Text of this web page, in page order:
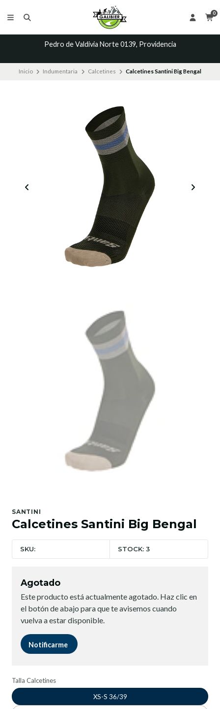
0
Pedro de Valdivia Norte 0139, Providencia
Inicio Indumentaria Calcetines Calcetines Santini Big Bengal
SANTINI
Calcetines Santini Big Bengal
SKU: STOCK: 3
Agotado
Este producto está actualmente agotado. Haz clic en
el botón de abajo para que te avisemos cuando
vuelva a estar disponible.
Notificarme
Talla Calcetines
XS-S 36/39